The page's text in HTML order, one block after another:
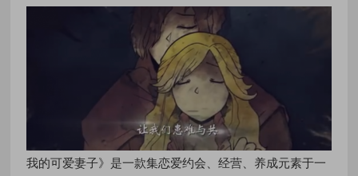
我的可爱妻子》是一款集恋爱约会、经营、养成元素于一